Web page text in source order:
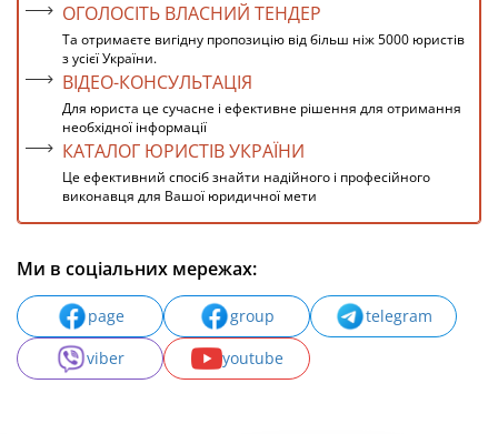
ОГОЛОСІТЬ ВЛАСНИЙ ТЕНДЕР
Та отримаєте вигідну пропозицію від більш ніж 5000 юристів
з усієї України.
ВІДЕО-КОНСУЛЬТАЦІЯ
Для юриста це сучасне і ефективне рішення для отримання
необхідної інформації
КАТАЛОГ ЮРИСТІВ УКРАЇНИ
Це ефективний спосіб знайти надійного і професійного
виконавця для Вашої юридичної мети
Ми в соціальних мережах:
page group
telegram
viber
youtube